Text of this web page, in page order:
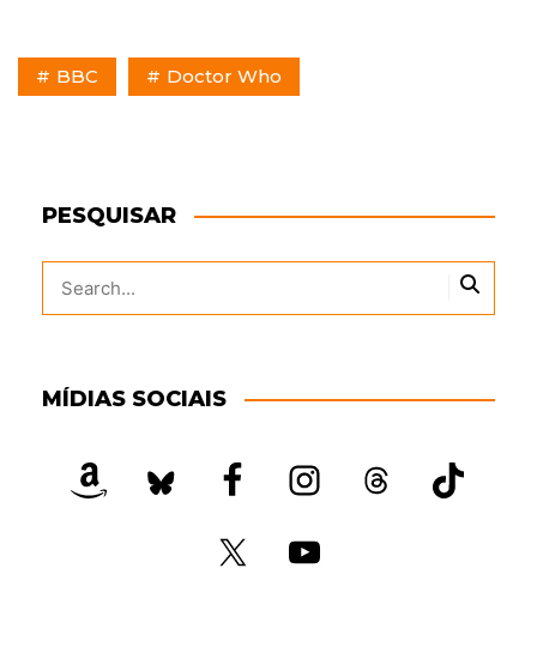
BBC Doctor Who
PESQUISAR
MÍDIAS SOCIAIS